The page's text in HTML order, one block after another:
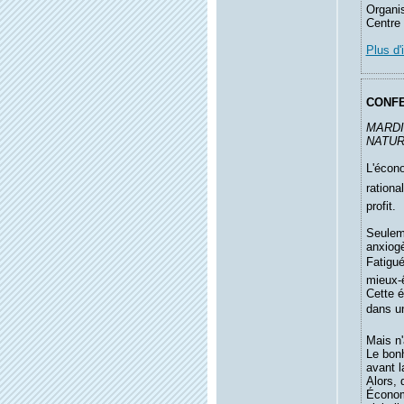
Centre
Plus
profit.
Cette
dans
Mais
Le
avant
Alors,